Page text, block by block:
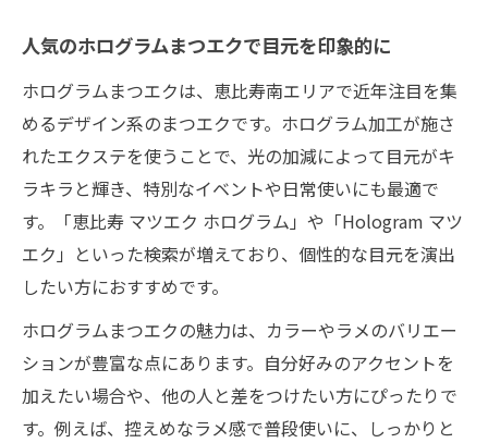
人気のホログラムまつエクで目元を印象的に
ホログラムまつエクは、恵比寿南エリアで近年注目を集
めるデザイン系のまつエクです。ホログラム加工が施さ
れたエクステを使うことで、光の加減によって目元がキ
ラキラと輝き、特別なイベントや日常使いにも最適で
す。「恵比寿 マツエク ホログラム」や「Hologram マツ
エク」といった検索が増えており、個性的な目元を演出
したい方におすすめです。
ホログラムまつエクの魅力は、カラーやラメのバリエー
ションが豊富な点にあります。自分好みのアクセントを
加えたい場合や、他の人と差をつけたい方にぴったりで
す。例えば、控えめなラメ感で普段使いに、しっかりと